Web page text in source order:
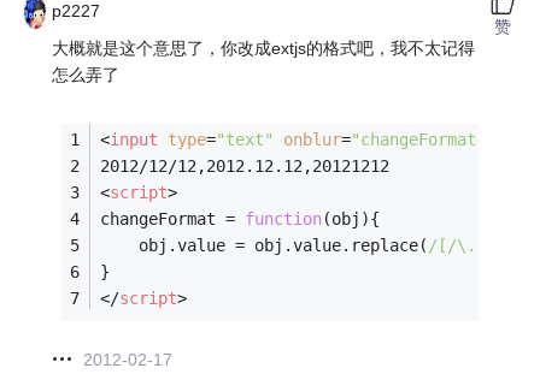
p2227
大概就是这个意思了，你改成extjs的格式吧，我不太记得
怎么弄了
<input type="text" onblur=
2012/12/12,2012.12.12,20121212
<script>
changeFormat = function(obj ){
	obj.value = obj.value.replace(
/[/\.]/g
}
</script>
2012-02-17
赞